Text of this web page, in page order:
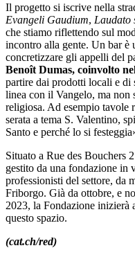
Il progetto si iscrive nella
Evangeli Gaudium, Laudato
che stiamo riflettendo sul
incontro alla gente. Un bar è
concretizzare gli appelli del
Benoît Dumas, coinvolto
partire dai prodotti locali e
linea con il Vangelo, ma non
religiosa. Ad esempio tavole
serata a tema S. Valentino,
Santo e perché lo si
Situato a Rue des Bouchers
gestito da una fondazione in
professionisti del settore, da
Friborgo. Già da ottobre, e
2023, la Fondazione inizierà
questo spazio.
(cat.ch/red)